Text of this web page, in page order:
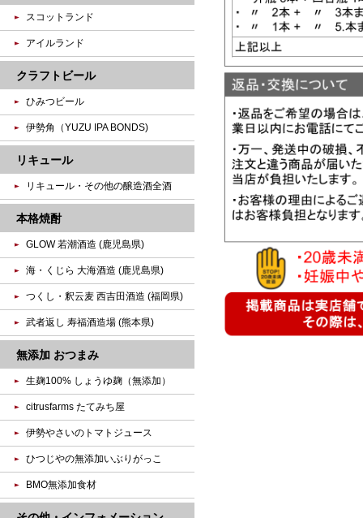
スコットランド
アイルランド
クラフトビール
ひみつビール
伊勢角（YUZU IPA BONDS)
リキュール
リキュール・その他の醸造酒全酒
本格焼酎
GLOW 若潮酒造 (鹿児島県)
海・くじら 大海酒造 (鹿児島県)
つくし・釈云麦 西吉田酒造 (福岡県)
武者返し 寿福酒造場 (熊本県)
無添加 おつまみ
生麹100% しょうゆ麹（無添加）
citrusfarms たてみち屋
伊勢やさいのトマトジュース
ひつじやの無添加いぶりがっこ
BMO無添加食材